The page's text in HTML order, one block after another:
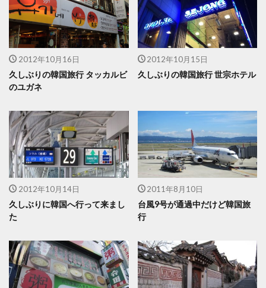
2012年10月16日
久しぶりの韓国旅行 タッカルビ
のユガネ
2012年10月15日
久しぶりの韓国旅行 世宗ホテル
2012年10月14日
久しぶりに韓国へ行って来まし
た
2011年8月10日
台風9号が通過中だけど韓国旅
行